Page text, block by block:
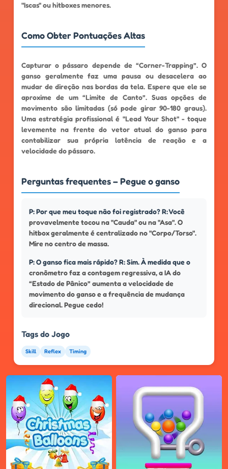
"Iscas" ou hitboxes menores.
Como Obter Pontuações Altas
Capturar o pássaro depende de “Corner-Trapping”. O
ganso geralmente faz uma pausa ou desacelera ao
mudar de direção nas bordas da tela. Espere que ele se
aproxime de um “Limite de Canto”. Suas opções de
movimento são limitadas (só pode girar 90-180 graus).
Uma estratégia profissional é "Lead Your Shot" - toque
levemente na frente do vetor atual do ganso para
contabilizar sua própria latência de reação e a
velocidade do pássaro.
Perguntas frequentes – Pegue o ganso
P: Por que meu toque não foi registrado? R: Você
provavelmente tocou na "Cauda" ou na "Asa". O
hitbox geralmente é centralizado no "Corpo/Torso".
Mire no centro de massa.
P: O ganso fica mais rápido? R: Sim. À medida que o
cronômetro faz a contagem regressiva, a IA do
“Estado de Pânico” aumenta a velocidade de
movimento do ganso e a frequência de mudança
direcional. Pegue cedo!
Tags do Jogo
Skill Reflex Timing